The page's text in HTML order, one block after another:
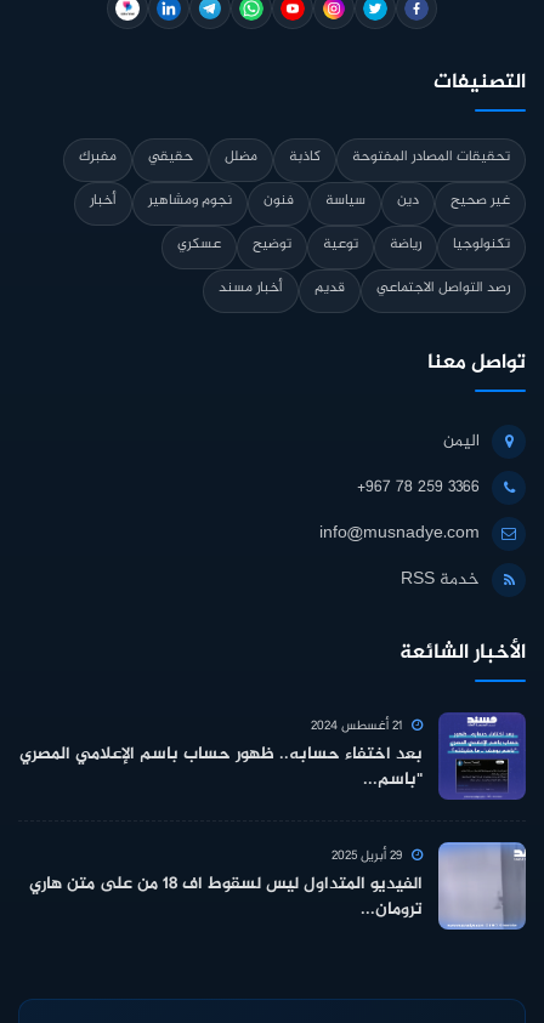
التصنيفات
تحقيقات المصادر المفتوحة كاذبة مضلل حقيقي
مفبرك
غير صحيح
دين سياسة فنون نجوم ومشاهير
أخبار
تكنولوجيا
رياضة توعية توضيح
عسكري
رصد التواصل الاجتماعي
قديم أخبار مسند
تواصل معنا
اليمن
+967 78 259 3366
info@musnadye.com
خدمة RSS
الأخبار الشائعة
بعد اختفاء حسابه.. ظهور حساب باسم الإعلامي المصري
"باسم...
الفيديو المتداول ليس لسقوط اف 18 من على متن هاري
ترومان...